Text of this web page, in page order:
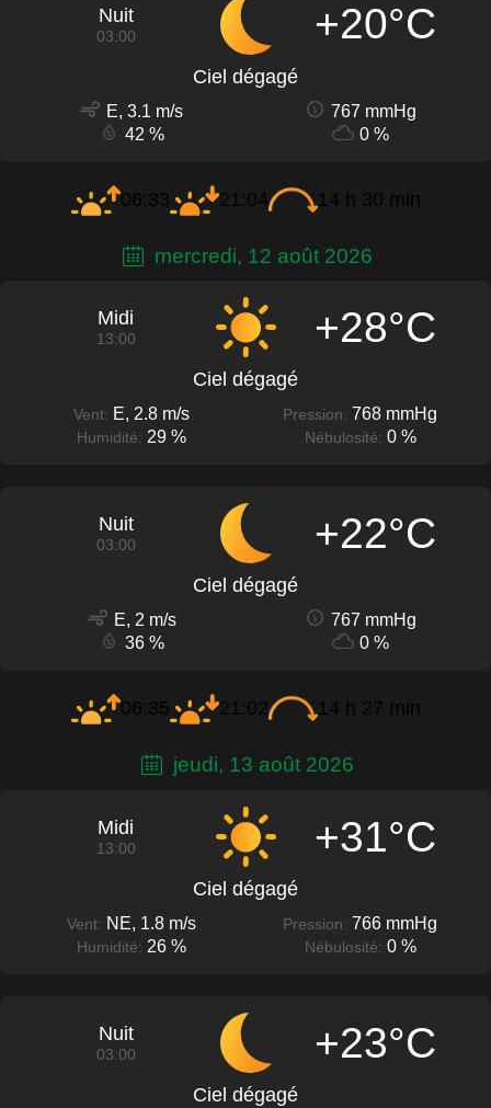
Nuit
03:00 +20°C
Ciel dégagé
E, 3.1 m/s
767 mmHg
42 %
0 %
06:33 21:04 14 h 30 min
mercredi, 12 août 2026
Midi
13:00 +28°C
Ciel dégagé
Vent: E, 2.8 m/s Pression: 768 mmHg
Humidité: 29 % Nébulosité: 0 %
Nuit
03:00 +22°C
Ciel dégagé
E, 2 m/s
767 mmHg
36 %
0 %
06:35 21:02 14 h 27 min
jeudi, 13 août 2026
Midi
13:00 +31°C
Ciel dégagé
Vent: NE, 1.8 m/s Pression: 766 mmHg
Humidité: 26 % Nébulosité: 0 %
Nuit
03:00 +23°C
Ciel dégagé